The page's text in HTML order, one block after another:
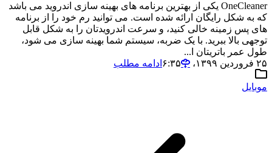
OneCleaner یکی از بهترین برنامه های بهینه سازی اندروید می باشد
که به شکل رایگان ارائه شده است. می توانید رم خود را از برنامه
های پس زمینه خالی کنید، و سرعت اندرویدتان را به شکل قابل
توجهی بالا ببرید. با یک ضربه، سیستم شما بهینه سازی می شود،
طول عمر باتریتان ا...
۲۵ فروردین ۱۳۹۹،‏ ۶:۳۵
ادامه مطلب
موبایل